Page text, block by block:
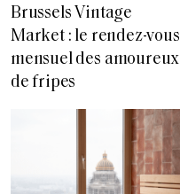
Brussels Vintage
Market : le rendez-vous
mensuel des amoureux
de fripes